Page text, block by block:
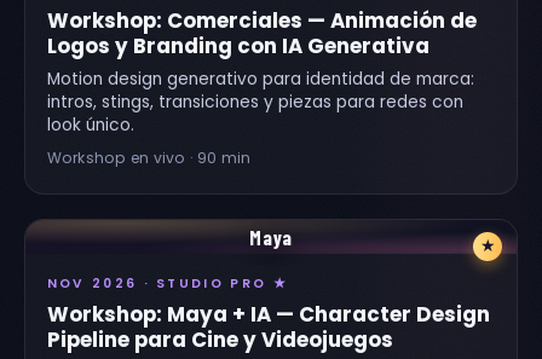
Workshop: Comerciales — Animación de
Logos y Branding con IA Generativa
Motion design generativo para identidad de marca:
intros, stings, transiciones y piezas para redes con
look único.
Workshop en vivo · 90 min
★
Maya
NOV 2026 · STUDIO PRO ★
Workshop: Maya + IA — Character Design
Pipeline para Cine y Videojuegos